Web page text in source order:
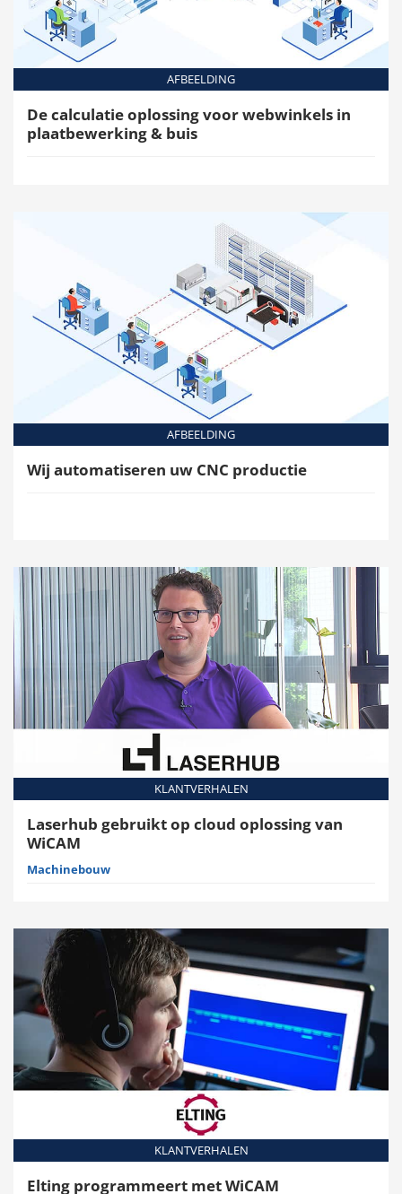
AFBEELDING
De calculatie oplossing voor webwinkels in
plaatbewerking & buis
AFBEELDING
Wij automatiseren uw CNC productie
KLANTVERHALEN
Laserhub gebruikt op cloud oplossing van
WiCAM
Machinebouw
KLANTVERHALEN
Elting programmeert met WiCAM